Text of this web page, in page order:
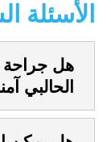
الأسئلة
هل جراحة
الحالبي